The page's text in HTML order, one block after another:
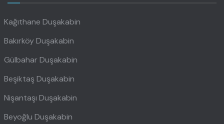
Kağıthane Duşakabin
Bakırköy Duşakabin
Gülbahar Duşakabin
Beşiktaş Duşakabin
Nişantaşı Duşakabin
Beyoğlu Duşakabin